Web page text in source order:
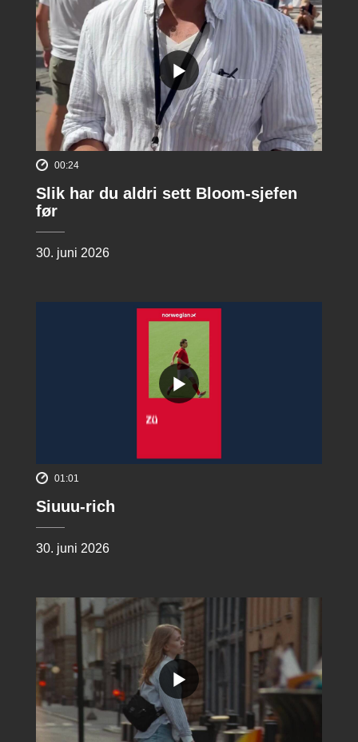
00:24
Slik har du aldri sett Bloom-sjefen
før
30. juni 2026
01:01
Siuuu-rich
30. juni 2026